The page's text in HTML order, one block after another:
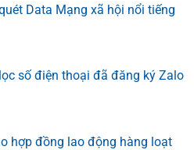
Data Mạng xã hội nổi tiếng
số điện thoại đã đăng ký Zalo
hợp đồng lao động hàng loạt